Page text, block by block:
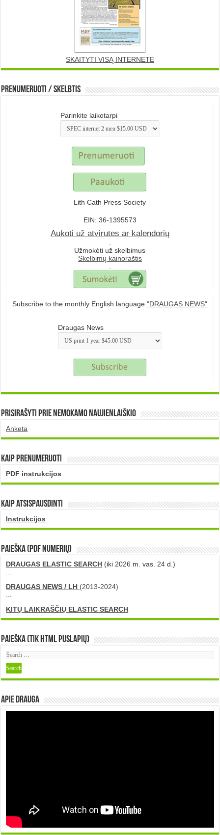
SKAITYTI VISĄ INTERNETE
Prenumeruoti / Skelbtis
Parinkite laikotarpi
Lith Cath Press Society
EIN: 36-1395573
Aukoti už atvirutes ar kalendorių
Užmokėti už skelbimus
Skelbimų kainoraštis
Subscribe to the monthly English language"DRAUGAS NEWS"
Draugas News
Prisirašyti prie nemokamo naujienlaiškio
Anketa
Kaip prenumeruoti
PDF instrukcijos
Kaip atsispausdinti
Instrukcijos
PAIEŠKA (PDF numerių)
DRAUGAS ELASTIC SEARCH (iki 2026 m. vas. 24 d.)
DRAUGAS NEWS / LH (2013-2024)
KITŲ LAIKRAŠČIŲ ELASTIC SEARCH
Paieška (tik HTML puslapių)
Apie DRAUGA